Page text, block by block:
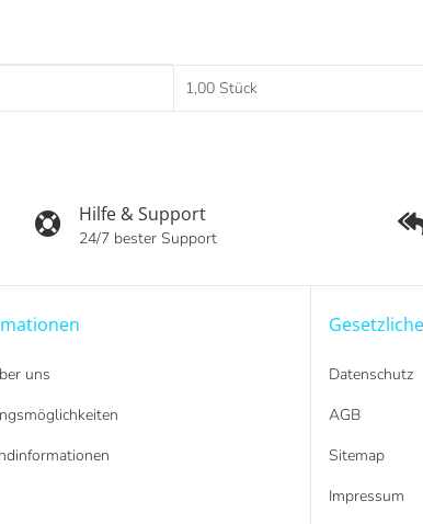
1,00 Stück
Hilfe & Support
24/7 bester Support
uns
Datenschutz
AGB
Sitemap
Impressum